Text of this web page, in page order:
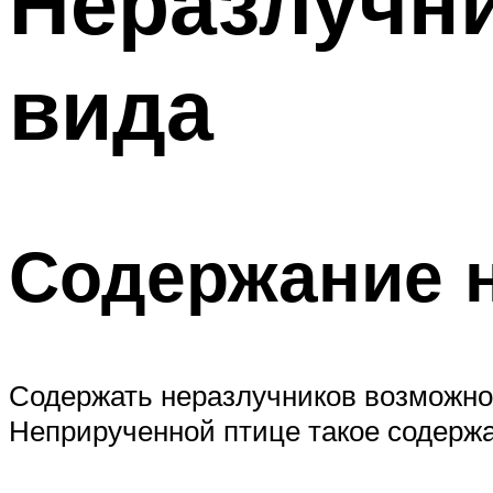
вида
Содержание
Содержать неразлучников
Неприрученной птице такое